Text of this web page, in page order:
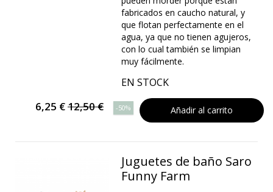
fabricados en caucho natural, y
que flotan perfectamente en el
agua, ya que no tienen agujeros,
con lo cual también se limpian
muy fácilmente.
EN STOCK
6,25 €12,50 € -50% Añadir al carrito
Juguetes de baño Saro
Funny Farm